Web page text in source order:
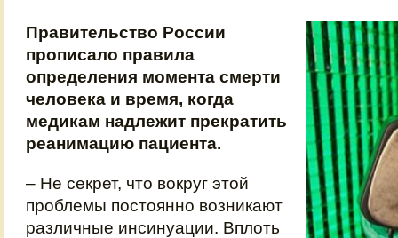
Правительство России
прописало правила
определения момента смерти
человека и время, когда
медикам надлежит прекратить
реанимацию пациента.
– Не секрет, что вокруг этой
проблемы постоянно возникают
различные инсинуации. Вплоть